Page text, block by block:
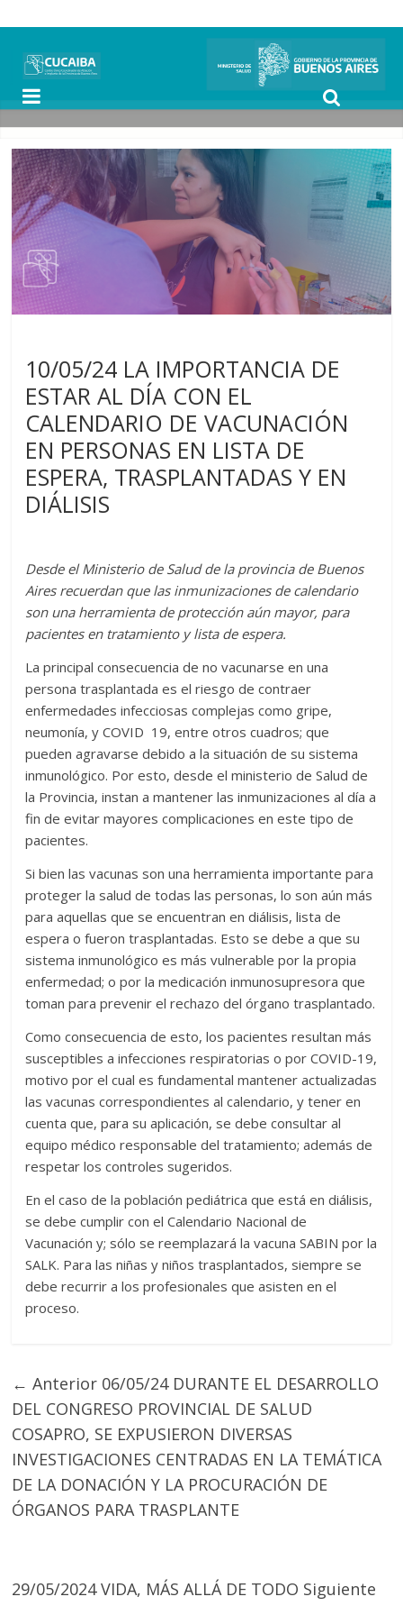
10/05/24 LA IMPORTANCIA DE
ESTAR AL DÍA CON EL
CALENDARIO DE VACUNACIÓN
EN PERSONAS EN LISTA DE
ESPERA, TRASPLANTADAS Y EN
DIÁLISIS
Desde el Ministerio de Salud de la provincia de Buenos
Aires recuerdan que las inmunizaciones de calendario
son una herramienta de protección aún mayor, para
pacientes en tratamiento y lista de espera.
La principal consecuencia de no vacunarse en una
persona trasplantada es el riesgo de contraer
enfermedades infecciosas complejas como gripe,
neumonía, y COVID 19, entre otros cuadros; que
pueden agravarse debido a la situación de su sistema
inmunológico. Por esto, desde el ministerio de Salud de
la Provincia, instan a mantener las inmunizaciones al día a
fin de evitar mayores complicaciones en este tipo de
pacientes.
Si bien las vacunas son una herramienta importante para
proteger la salud de todas las personas, lo son aún más
para aquellas que se encuentran en diálisis, lista de
espera o fueron trasplantadas. Esto se debe a que su
sistema inmunológico es más vulnerable por la propia
enfermedad; o por la medicación inmunosupresora que
toman para prevenir el rechazo del órgano trasplantado.
Como consecuencia de esto, los pacientes resultan más
susceptibles a infecciones respiratorias o por COVID-19,
motivo por el cual es fundamental mantener actualizadas
las vacunas correspondientes al calendario, y tener en
cuenta que, para su aplicación, se debe consultar al
equipo médico responsable del tratamiento; además de
respetar los controles sugeridos.
En el caso de la población pediátrica que está en diálisis,
se debe cumplir con el Calendario Nacional de
Vacunación y; sólo se reemplazará la vacuna SABIN por la
SALK. Para las niñas y niños trasplantados, siempre se
debe recurrir a los profesionales que asisten en el
proceso.
← Anterior 06/05/24 DURANTE EL DESARROLLO
DEL CONGRESO PROVINCIAL DE SALUD
COSAPRO, SE EXPUSIERON DIVERSAS
INVESTIGACIONES CENTRADAS EN LA TEMÁTICA
DE LA DONACIÓN Y LA PROCURACIÓN DE
ÓRGANOS PARA TRASPLANTE
29/05/2024 VIDA, MÁS ALLÁ DE TODO Siguiente